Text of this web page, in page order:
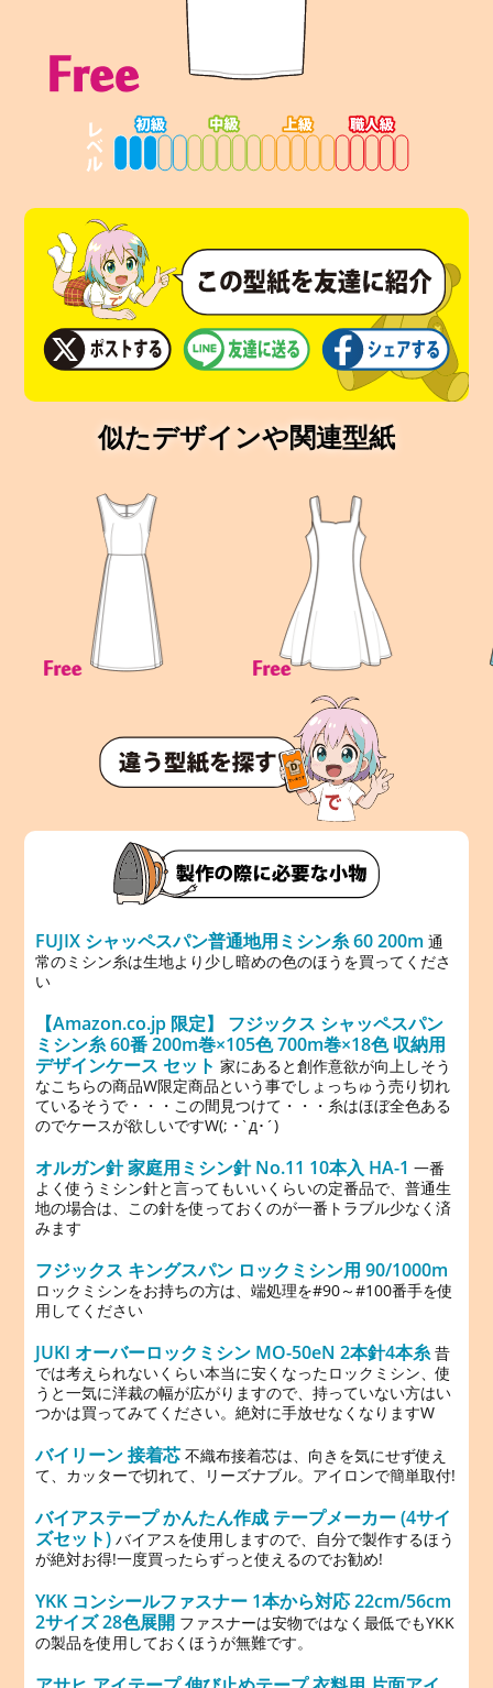
似たデザインや関連型紙
FUJIX シャッペスパン普通地用ミシン糸 60 200m 通
常のミシン糸は生地より少し暗めの色のほうを買ってくださ
い
【Amazon.co.jp 限定】 フジックス シャッペスパン
ミシン糸 60番 200m巻×105色 700m巻×18色 収納用
デザインケース セット 家にあると創作意欲が向上しそう
なこちらの商品W限定商品という事でしょっちゅう売り切れ
ているそうで・・・この間見つけて・・・糸はほぼ全色ある
のでケースが欲しいですW(; ･`д･´)
オルガン針 家庭用ミシン針 No.11 10本入 HA-1 一番
よく使うミシン針と言ってもいいくらいの定番品で、普通生
地の場合は、この針を使っておくのが一番トラブル少なく済
みます
フジックス キングスパン ロックミシン用 90/1000m
ロックミシンをお持ちの方は、端処理を#90～#100番手を使
用してください
JUKI オーバーロックミシン MO-50eN 2本針4本糸昔
では考えられないくらい本当に安くなったロックミシン、使
うと一気に洋裁の幅が広がりますので、持っていない方はい
つかは買ってみてください。絶対に手放せなくなりますW
バイリーン 接着芯 不織布接着芯は、向きを気にせず使え
て、カッターで切れて、リーズナブル。アイロンで簡単取付!
バイアステープ かんたん作成 テープメーカー (4サイ
ズセット) バイアスを使用しますので、自分で製作するほう
が絶対お得!一度買ったらずっと使えるのでお勧め!
YKK コンシールファスナー 1本から対応 22cm/56cm
2サイズ 28色展開 ファスナーは安物ではなく最低でもYKK
の製品を使用しておくほうが無難です。